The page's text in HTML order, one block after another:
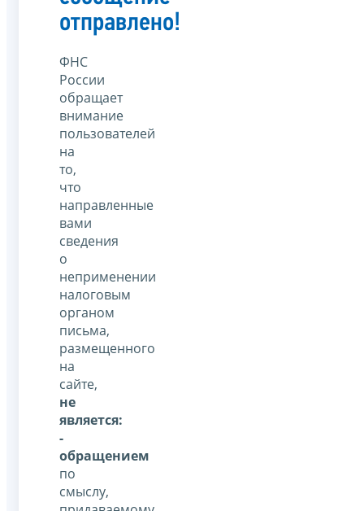
отправлено!
ФНС
России
обращает
внимание
пользователей
на
то,
что
направленные
вами
сведения
о
неприменении
налоговым
органом
письма,
размещенного
на
сайте,
не
является:
-
обращением
по
смыслу,